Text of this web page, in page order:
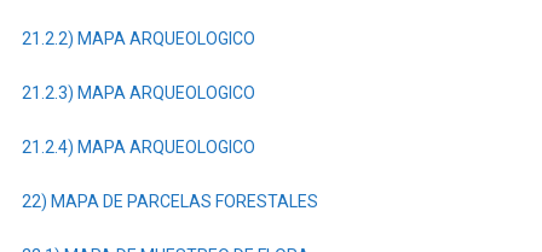
21.2.2) MAPA ARQUEOLOGICO
21.2.3) MAPA ARQUEOLOGICO
21.2.4) MAPA ARQUEOLOGICO
22) MAPA DE PARCELAS FORESTALES